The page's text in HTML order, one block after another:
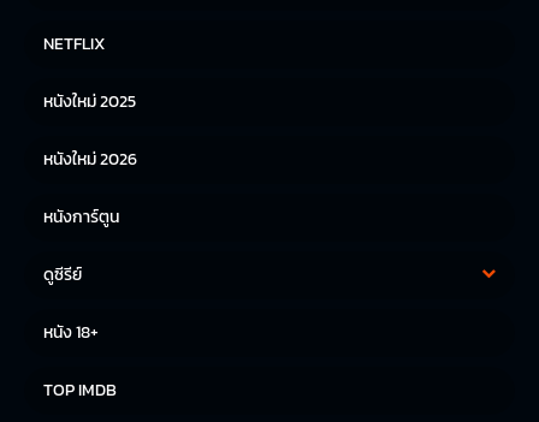
หนังญี่ปุ่น
NETFLIX
หนังใหม่ 2025
หนังใหม่ 2026
หนังการ์ตูน
ดูซีรีย์
หนัง 18+
TOP IMDB